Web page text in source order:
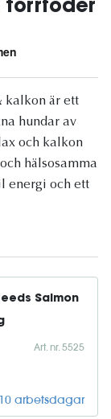
torrfoder
kalkon är ett
hundar av
och kalkon
hälsosamma
energi och ett
Salmon
Art. nr. 5525
arbetsdagar